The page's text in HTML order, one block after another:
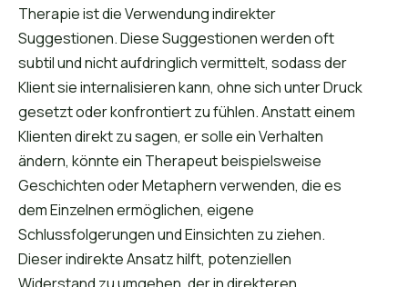
Therapie ist die Verwendung indirekter
Suggestionen. Diese Suggestionen werden oft
subtil und nicht aufdringlich vermittelt, sodass der
Klient sie internalisieren kann, ohne sich unter Druck
gesetzt oder konfrontiert zu fühlen. Anstatt einem
Klienten direkt zu sagen, er solle ein Verhalten
ändern, könnte ein Therapeut beispielsweise
Geschichten oder Metaphern verwenden, die es
dem Einzelnen ermöglichen, eigene
Schlussfolgerungen und Einsichten zu ziehen.
Dieser indirekte Ansatz hilft, potenziellen